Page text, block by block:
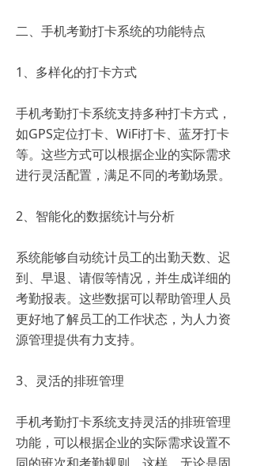
二、手机考勤打卡系统的功能特点
1、多样化的打卡方式
手机考勤打卡系统支持多种打卡方式，
如GPS定位打卡、WiFi打卡、蓝牙打卡
等。这些方式可以根据企业的实际需求
进行灵活配置，满足不同的考勤场景。
2、智能化的数据统计与分析
系统能够自动统计员工的出勤天数、迟
到、早退、请假等情况，并生成详细的
考勤报表。这些数据可以帮助管理人员
更好地了解员工的工作状态，为人力资
源管理提供有力支持。
3、灵活的排班管理
手机考勤打卡系统支持灵活的排班管理
功能，可以根据企业的实际需求设置不